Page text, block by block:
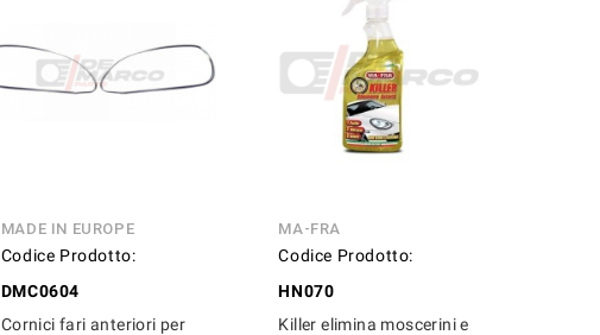
MADE IN EUROPE
Codice Prodotto:
DMC0604
Cornici fari anteriori per
MA-FRA
Codice Prodotto:
HN070
Killer elimina moscerini e